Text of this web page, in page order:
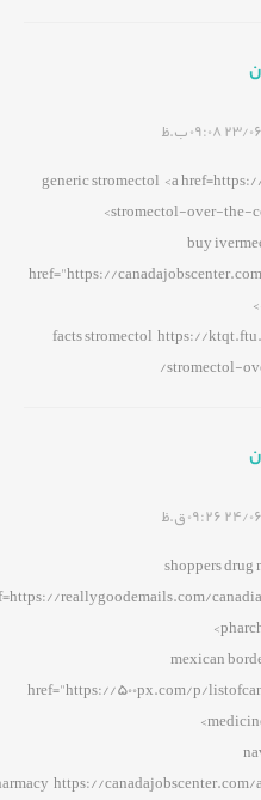
09:08 ب.ظ
generic stromectol <a
stromectol-over-the-
buy
href="https://
facts stromectol https://
stromectol-
09:26 ق.ظ
shoppers drug
reallygoodemails.com/
mexican
href="https://500px.com/p/
https://